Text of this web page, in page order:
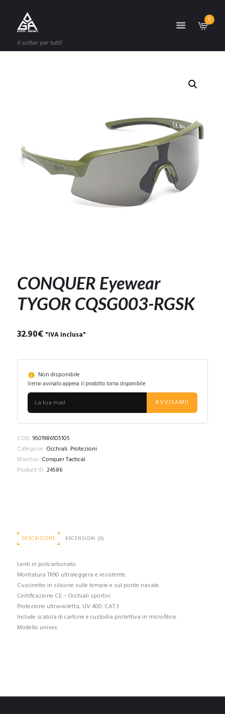
Il softair per tutti!
0
CONQUER Eyewear
TYGOR CQSG003-RGSK
32.90€ "IVA inclusa"
Non disponibile
Verrai avvisato appena il prodotto torna disponibile:
AVVISAMI!
COD: 9501986105105
Categorie: Occhiali, Protezioni
Marchio: Conquer Tactical
Product ID: 24586
DESCRIZIONE RECENSIONI (0)
Lenti in policarbonato.
Montatura TR90 ultraleggera e resistente.
Cuscinetto in silicone sulle tempie e sul ponte nasale.
Certificazione CE – Occhiali sportivi.
Protezione ultravioletta, UV 400. CAT.3
Include scatola di cartone e custodia protettiva in microfibra.
Modello unisex.